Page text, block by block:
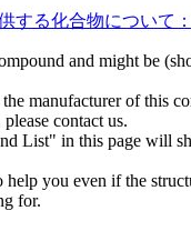
する化合物について
and might be
manufacturer of this
contact us.
List" in this page will
help you even if the
for.